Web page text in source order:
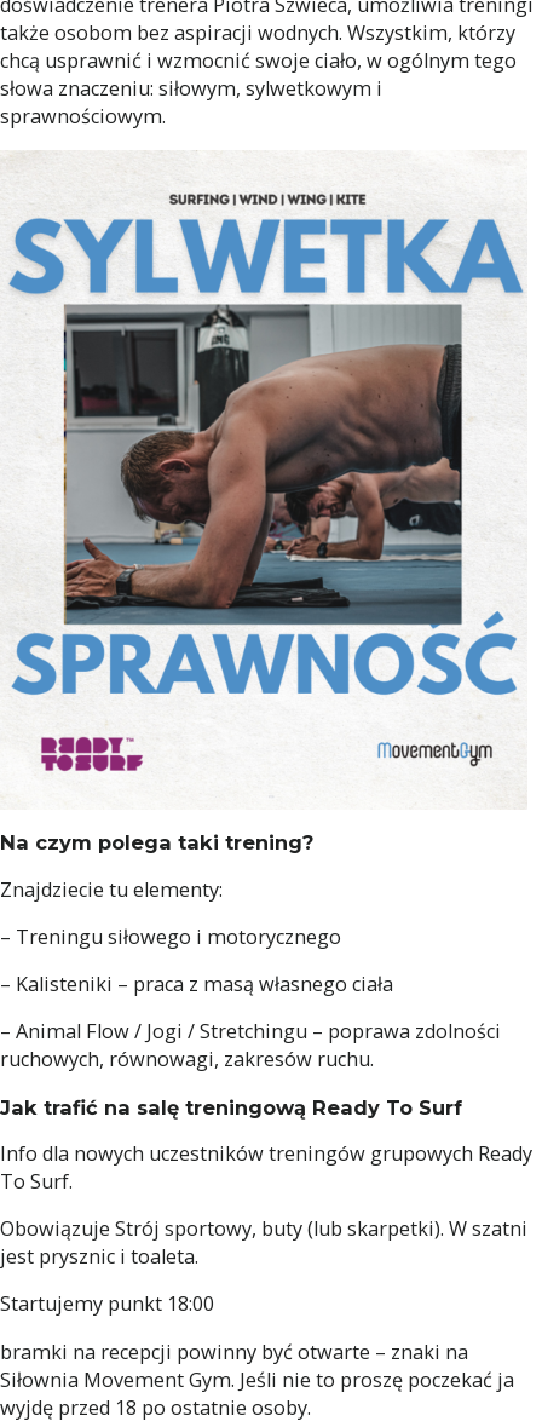
także osobom bez aspiracji wodnych. Wszystkim, którzy
chcą usprawnić i wzmocnić swoje ciało, w ogólnym tego
słowa znaczeniu: siłowym, sylwetkowym i
sprawnościowym.
Na czym polega taki trening?
Znajdziecie tu elementy:
– Treningu siłowego i motorycznego
– Kalisteniki – praca z masą własnego ciała
– Animal Flow / Jogi / Stretchingu – poprawa zdolności
ruchowych, równowagi, zakresów ruchu.
Jak trafić na salę treningową Ready To Surf
Info dla nowych uczestników treningów grupowych Ready
To Surf.
Obowiązuje Strój sportowy, buty (lub skarpetki). W szatni
jest prysznic i toaleta.
Startujemy punkt 18:00
bramki na recepcji powinny być otwarte – znaki na
Siłownia Movement Gym. Jeśli nie to proszę poczekać ja
wyjdę przed 18 po ostatnie osoby.